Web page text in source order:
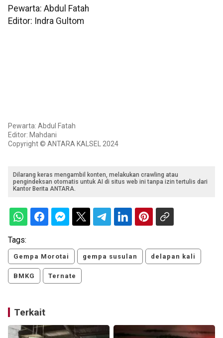
Pewarta: Abdul Fatah
Editor: Indra Gultom
Pewarta: Abdul Fatah
Editor: Mahdani
Copyright © ANTARA KALSEL 2024
Dilarang keras mengambil konten, melakukan crawling atau
pengindeksan otomatis untuk AI di situs web ini tanpa izin tertulis dari
Kantor Berita ANTARA.
Tags:
Gempa Morotai gempa susulan delapan kali
BMKG Ternate
Terkait